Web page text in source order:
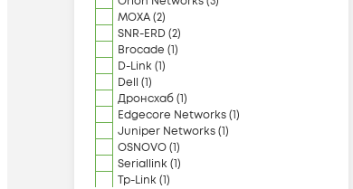
MOXA(2)
SNR-ERD(2)
Brocade (1)
D-Link(1)
Dell (1)
Дронсхаб(1)
Edgecore Networks(1)
Juniper Networks(1)
OSNOVO(1)
Seriallink(1)
Tp-Link(1)